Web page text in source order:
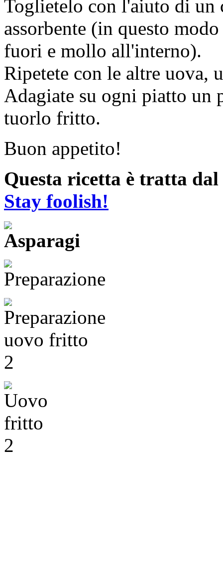
Toglietelo con l'aiuto di un
assorbente (in questo
fuori e mollo all'interno).
Ripetete con le altre uova,
Adagiate su ogni piatto un
tuorlo fritto.
Buon appetito!
Questa ricetta è tratta
Stay foolish!